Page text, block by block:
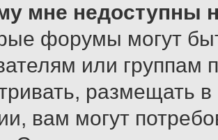
мне недоступны
форумы могут
или группам
размещать
вам могут